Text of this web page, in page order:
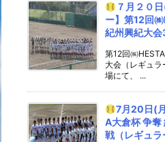
７月２０
ー】第12回
紀州興紀大
第12回㈱
大会（レギュラ
場にて、 ...
7月20日(
A大倉杯 争奪
戦（レギュラ